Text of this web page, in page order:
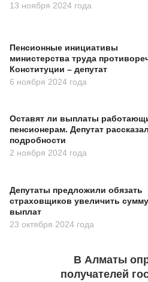
13 ноября 2024 года
Пенсионные инициативы
министерства труда
Конституции – депутат
6 ноября 2024 года
Оставят ли выплаты
пенсионерам. Депутат рассказал
подробности
2 ноября 2024 года
Депутаты предложили обязать
страховщиков увеличить сумму
выплат
23 октября 2024 года
В Алматы
получателей